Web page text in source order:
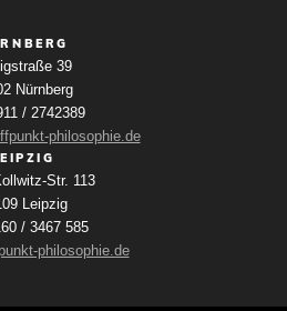
39
Nürnberg
/ 2742389
philosophie.de
Str. 113
Leipzig
/ 3467 585
philosophie.de